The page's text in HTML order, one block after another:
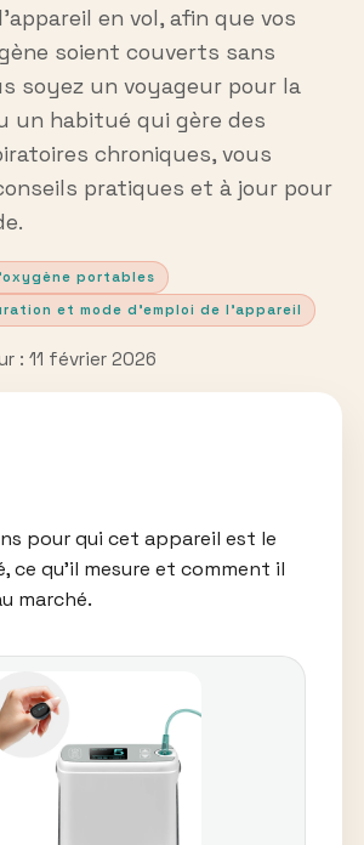
en vol, afin que vos
soient couverts sans
soyez un voyageur pour la
un habitué qui gère des
chroniques, vous
pratiques et à jour pour
portables
et mode d’emploi de l’appareil
: 11 février 2026
pour qui cet appareil est le
ce qu’il mesure et comment il
marché.